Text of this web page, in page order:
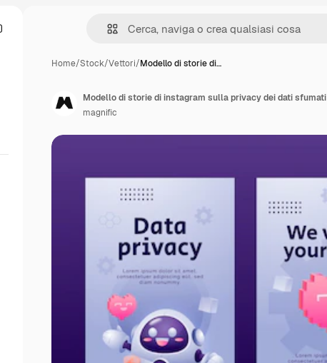
Home/Stock/Vettori/Modello di storie di…
Modello di storie di instagram sulla privacy dei dati sfumati
magnific